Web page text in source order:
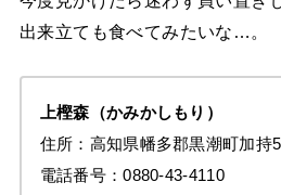
出来立ても食べてみたいな…。
上樫森 （かみかしもり）
住所：高知県幡多郡黒潮町加持
電話番号：0880-43-4110